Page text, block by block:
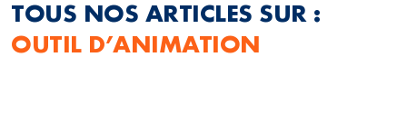
TOUS NOS ARTICLES SUR :
OUTIL D’ANIMATION